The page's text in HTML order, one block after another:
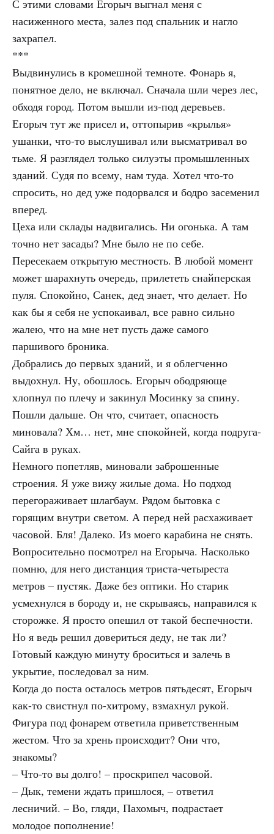
С этими словами Егорыч выгнал меня с
насиженного места, залез под спальник и нагло
захрапел.
***
Выдвинулись в кромешной темноте. Фонарь я,
понятное дело, не включал. Сначала шли через лес,
обходя город. Потом вышли из-под деревьев.
Егорыч тут же присел и, оттопырив «крылья»
ушанки, что-то выслушивал или высматривал во
тьме. Я разглядел только силуэты промышленных
зданий. Судя по всему, нам туда. Хотел что-то
спросить, но дед уже подорвался и бодро засеменил
вперед.
Цеха или склады надвигались. Ни огонька. А там
точно нет засады? Мне было не по себе.
Пересекаем открытую местность. В любой момент
может шарахнуть очередь, прилететь снайперская
пуля. Спокойно, Санек, дед знает, что делает. Но
как бы я себя не успокаивал, все равно сильно
жалею, что на мне нет пусть даже самого
паршивого броника.
Добрались до первых зданий, и я облегченно
выдохнул. Ну, обошлось. Егорыч ободряюще
хлопнул по плечу и закинул Мосинку за спину.
Пошли дальше. Он что, считает, опасность
миновала? Хм… нет, мне спокойней, когда подруга-
Сайга в руках.
Немного попетляв, миновали заброшенные
строения. Я уже вижу жилые дома. Но подход
перегораживает шлагбаум. Рядом бытовка с
горящим внутри светом. А перед ней расхаживает
часовой. Бля! Далеко. Из моего карабина не снять.
Вопросительно посмотрел на Егорыча. Насколько
помню, для него дистанция триста-четыреста
метров – пустяк. Даже без оптики. Но старик
усмехнулся в бороду и, не скрываясь, направился к
сторожке. Я просто опешил от такой беспечности.
Но я ведь решил довериться деду, не так ли?
Готовый каждую минуту броситься и залечь в
укрытие, последовал за ним.
Когда до поста осталось метров пятьдесят, Егорыч
как-то свистнул по-хитрому, взмахнул рукой.
Фигура под фонарем ответила приветственным
жестом. Что за хрень происходит? Они что,
знакомы?
– Что-то вы долго! – проскрипел часовой.
– Дык, темени ждать пришлося, – ответил
лесничий. – Во, гляди, Пахомыч, подрастает
молодое пополнение!